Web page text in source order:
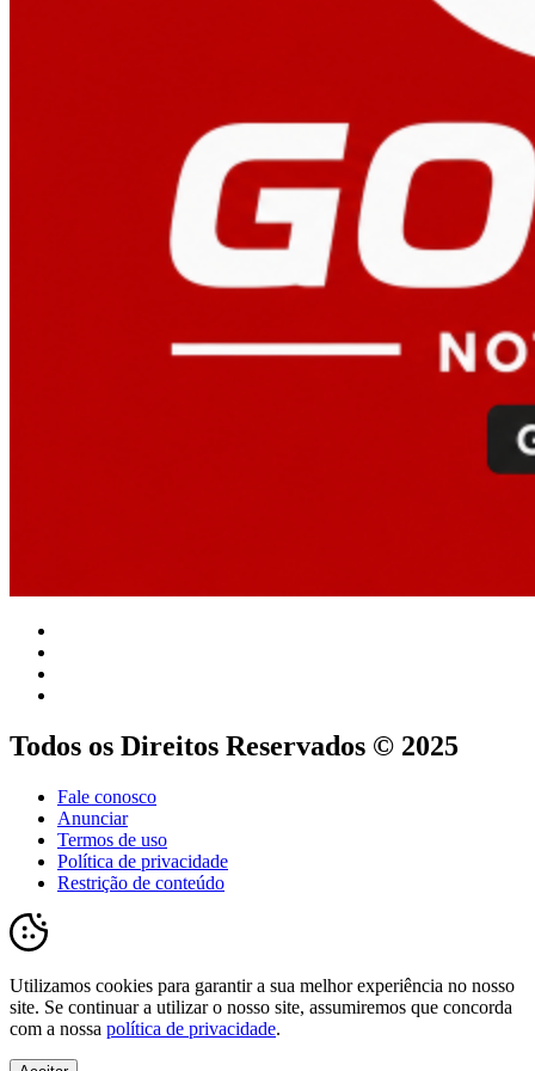
Todos os Direitos Reservados © 2025
Fale conosco
Anunciar
Termos de uso
Política de privacidade
Restrição de conteúdo
Utilizamos cookies para garantir a sua melhor experiência no nosso
site. Se continuar a utilizar o nosso site, assumiremos que concorda
com a nossa política de privacidade.